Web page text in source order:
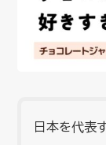
日本を代表